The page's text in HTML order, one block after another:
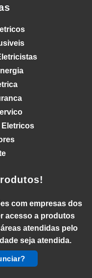
Eletricos
com empresas dos
acesso a produtos
atendidas pelo
seja atendida.